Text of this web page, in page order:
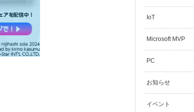
IoT
Microsoft MVP
PC
お知らせ
イベント